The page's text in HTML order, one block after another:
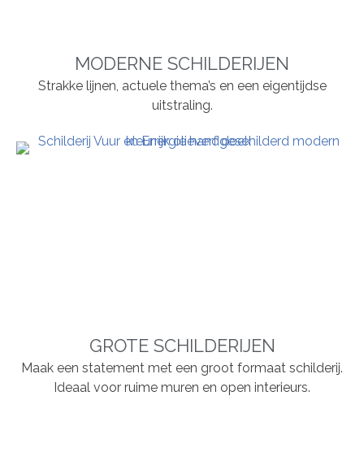
MODERNE SCHILDERIJEN
Strakke lijnen, actuele thema’s en een eigentijdse
uitstraling.
GROTE SCHILDERIJEN
Maak een statement met een groot formaat schilderij.
Ideaal voor ruime muren en open interieurs.